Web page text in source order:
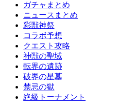
ガチャまとめ
ニュースまとめ
彩獣神祭
コラボ予想
クエスト攻略
神獣の聖域
転界の遺跡
破界の星墓
禁忌の獄
絶級トーナメント